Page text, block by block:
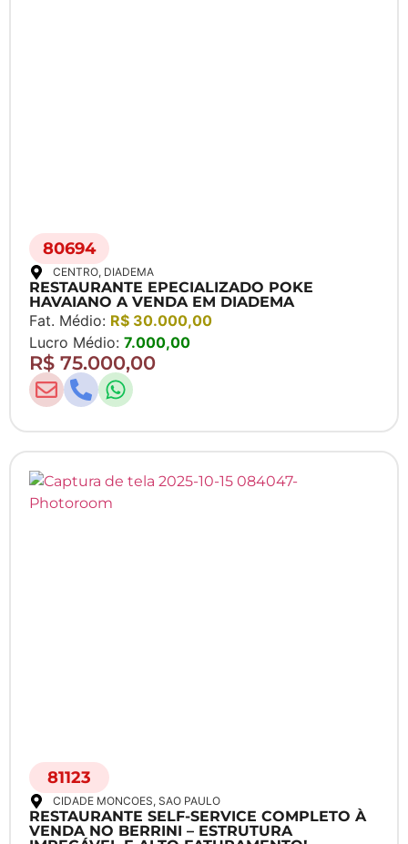
80694
CENTRO, DIADEMA
RESTAURANTE EPECIALIZADO POKE
HAVAIANO A VENDA EM DIADEMA
Fat. Médio: R$ 30.000,00
Lucro Médio: 7.000,00
R$ 75.000,00
81123
CIDADE MONCOES, SAO PAULO
RESTAURANTE SELF-SERVICE COMPLETO À
VENDA NO BERRINI – ESTRUTURA